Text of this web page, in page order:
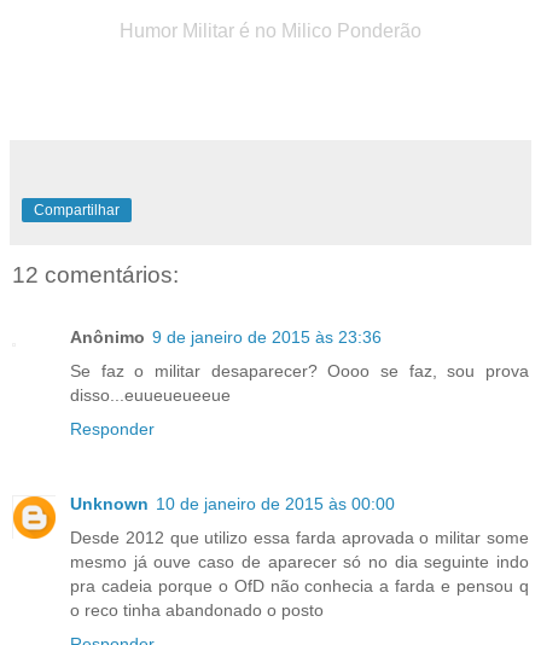
Humor Militar é no Milico Ponderão
Compartilhar
12 comentários:
Anônimo 9 de janeiro de 2015 às 23:36
Se faz o militar desaparecer? Oooo se faz, sou prova
disso...euueueueeue
Responder
Unknown 10 de janeiro de 2015 às 00:00
Desde 2012 que utilizo essa farda aprovada o militar some
mesmo já ouve caso de aparecer só no dia seguinte indo
pra cadeia porque o OfD não conhecia a farda e pensou q
o reco tinha abandonado o posto